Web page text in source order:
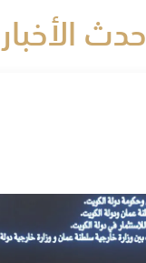
الأخبار